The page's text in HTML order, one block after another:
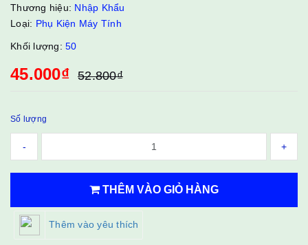
Thương hiệu: Nhập Khẩu
Loại: Phụ Kiện Máy Tính
Khối lượng: 50
45.000₫ 52.800₫
Số lượng
- +
THÊM VÀO GIỎ HÀNG
Thêm vào yêu thích